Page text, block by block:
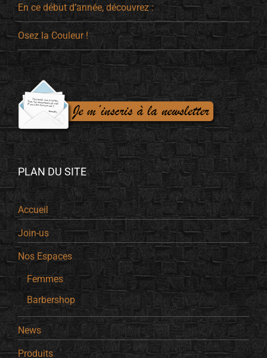
En ce début d’année, découvrez :
Osez la Couleur !
PLAN DU SITE
Accueil
Join-us
Nos Espaces
Femmes
Barbershop
News
Produits